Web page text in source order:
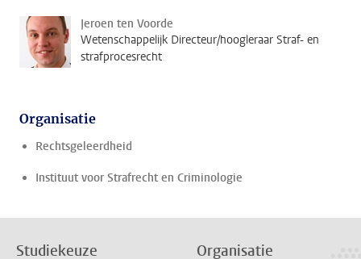
Jeroen ten Voorde
Wetenschappelijk Directeur/hoogleraar Straf- en
strafprocesrecht
Organisatie
Rechtsgeleerdheid
Instituut voor Strafrecht en Criminologie
Studiekeuze Organisatie